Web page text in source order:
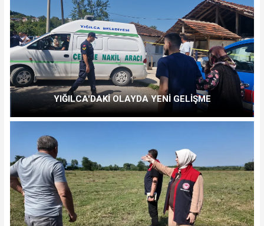
YIĞILCA'DAKİ OLAYDA YENİ GELİŞME